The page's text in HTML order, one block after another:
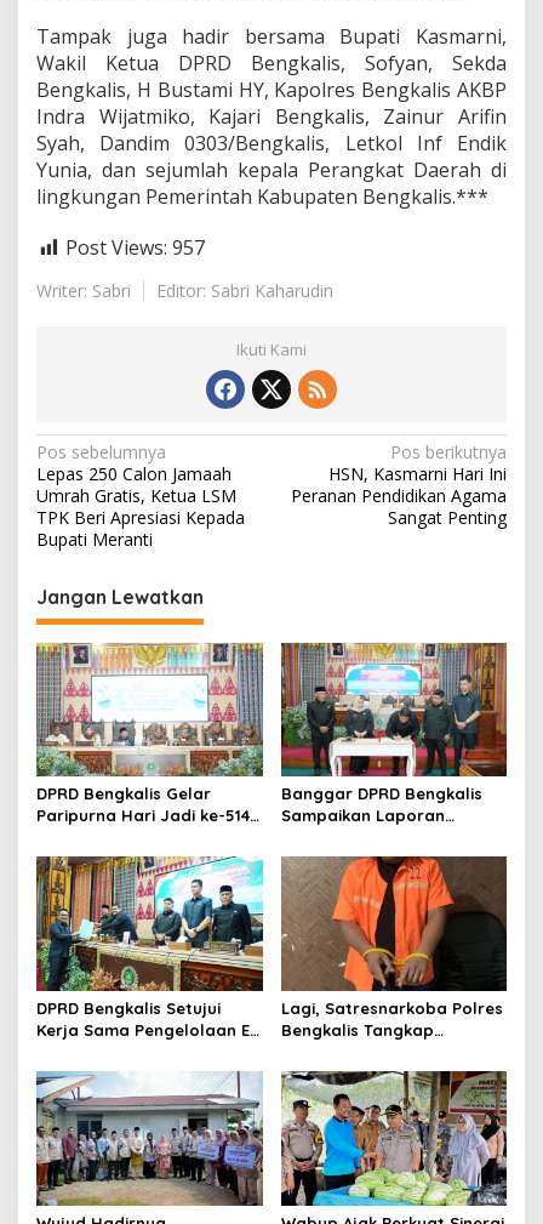
Tampak juga hadir bersama Bupati Kasmarni,
Wakil Ketua DPRD Bengkalis, Sofyan, Sekda
Bengkalis, H Bustami HY, Kapolres Bengkalis AKBP
Indra Wijatmiko, Kajari Bengkalis, Zainur Arifin
Syah, Dandim 0303/Bengkalis, Letkol Inf Endik
Yunia, dan sejumlah kepala Perangkat Daerah di
lingkungan Pemerintah Kabupaten Bengkalis.***
Post Views: 957
Writer: Sabri Editor: Sabri Kaharudin
Ikuti Kami
N
a
v
i
g
a
s
i
p
o
s
Pos sebelumnya
Lepas 250 Calon Jamaah
Umrah Gratis, Ketua LSM
TPK Beri Apresiasi Kepada
Bupati Meranti
Pos berikutnya
HSN, Kasmarni Hari Ini
Peranan Pendidikan Agama
Sangat Penting
Jangan Lewatkan
DPRD Bengkalis Gelar
Paripurna Hari Jadi ke-514
Semangat Membangun
Negeri Junjungan.
Banggar DPRD Bengkalis
Sampaikan Laporan
Pertanggungjawaban
Pelaksanaan APBD Tahun
Anggaran 2025
DPRD Bengkalis Setujui
Kerja Sama Pengelolaan E-
Sungai Selari.
Lagi, Satresnarkoba Polres
Bengkalis Tangkap
Air